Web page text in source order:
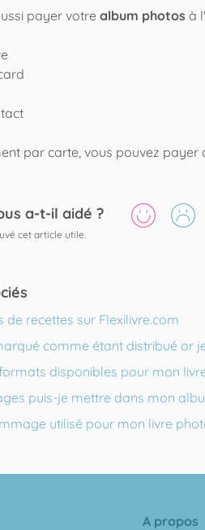
payer votrealbum photos à
par carte, vous pouvez payer
a-t-il aidé ?
cet article utile.
de recettes sur Flexilivre.com
comme étant distribué or je
disponibles pour mon
puis-je mettre dans mon
utilisé pour mon livre
A propos